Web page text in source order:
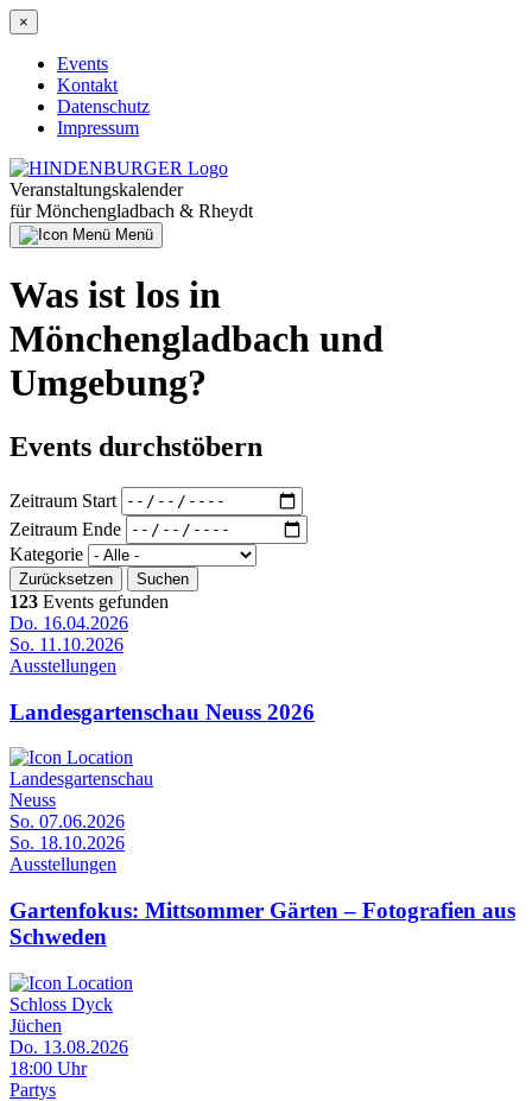
Direkt
zum
Inhalt
×
Hauptnavigation
Events
Kontakt
Datenschutz
Impressum
Veranstaltungskalender
für Mönchengladbach & Rheydt
Menü
Was ist los in
Mönchengladbach und
Umgebung?
Events durchstöbern
Zeitraum Start
Zeitraum Ende
Kategorie
123 Events gefunden
Do. 16.04.2026
So. 11.10.2026
Ausstellungen
Landesgartenschau Neuss 2026
Landesgartenschau
Neuss
So. 07.06.2026
So. 18.10.2026
Ausstellungen
Gartenfokus: Mittsommer Gärten – Fotografien aus
Schweden
Schloss Dyck
Jüchen
Do. 13.08.2026
18:00 Uhr
Partys